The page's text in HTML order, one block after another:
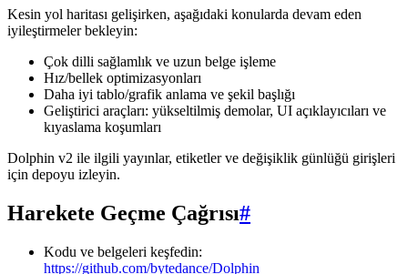
Kesin yol haritası gelişirken, aşağıdaki konularda devam eden
iyileştirmeler bekleyin:
Çok dilli sağlamlık ve uzun belge işleme
Hız/bellek optimizasyonları
Daha iyi tablo/grafik anlama ve şekil başlığı
Geliştirici araçları: yükseltilmiş demolar, UI açıklayıcıları ve
kıyaslama koşumları
Dolphin v2 ile ilgili yayınlar, etiketler ve değişiklik günlüğü girişleri
için depoyu izleyin.
Harekete Geçme Çağrısı#
Kodu ve belgeleri keşfedin:
https://github.com/bytedance/Dolphin